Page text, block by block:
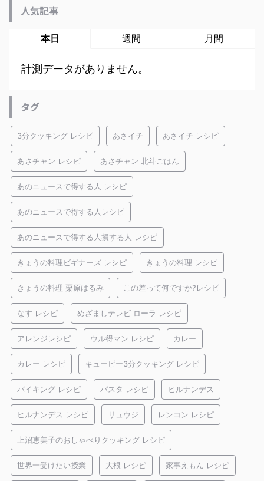
人気記事
本日 週間 月間
計測データがありません。
タグ
3分クッキング レシピ あさイチ あさイチ レシピ
あさチャン レシピ あさチャン 北斗ごはん
あのニュースで得する人 レシピ
あのニュースで得する人レシピ
あのニュースで得する人損する人 レシピ
きょうの料理ビギナーズ レシピ きょうの料理 レシピ
きょうの料理 栗原はるみ この差って何ですか?レシピ
なす レシピ めざましテレビ ローラ レシピ
アレンジレシピ ウル得マン レシピ カレー
カレー レシピ キューピー3分クッキング レシピ
バイキング レシピ パスタ レシピ ヒルナンデス
ヒルナンデス レシピ リュウジ レンコン レシピ
上沼恵美子のおしゃべりクッキング レシピ
世界一受けたい授業 大根 レシピ 家事えもん レシピ